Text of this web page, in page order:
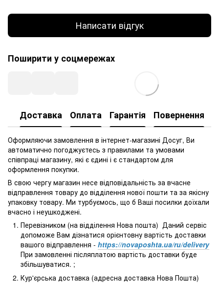
Написати відгук
Поширити у соцмережах
Доставка Оплата Гарантія Повернення
Оформляючи замовлення в інтернет-магазині Досуг, Ви
автоматично погоджуєтесь з правилами та умовами
співпраці магазину, які є єдині і є стандартом для
оформлення покупки.
В свою чергу магазин несе відповідальність за вчасне
відправлення товару до відділення нової пошти та за якісну
упаковку товару. Ми турбуємось, що б Ваші посилки доїхали
вчасно і неушкоджені.
Перевізником (на відділення Нова пошта) Даний сервіс
допоможе Вам дізнатися орієнтовну вартість доставки
вашого відправлення - https://novaposhta.ua/ru/delivery
При замовленні післяплатою вартість доставки буде
збільшуватися. ;
Кур'єрська доставка (адресна доставка Нова Пошта)